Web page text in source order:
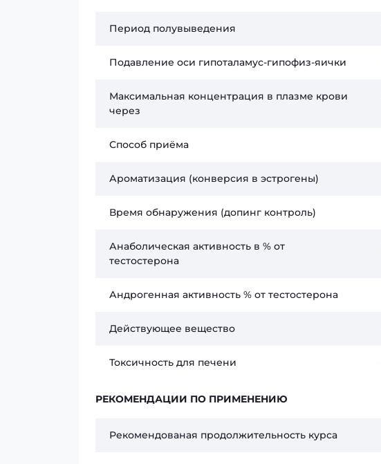
Период полувыведения
Подавление оси гипоталамус-гипофиз-яички
Максимальная концентрация в плазме крови
через
Способ приёма
Ароматизация (конверсия в эстрогены)
Время обнаружения (допинг контроль)
Анаболическая активность в % от
тестостерона
Андрогенная активность % от тестостерона
Действующее вещество
Токсичность для печени
РЕКОМЕНДАЦИИ ПО ПРИМЕНЕНИЮ
Рекомендованая продолжительность курса